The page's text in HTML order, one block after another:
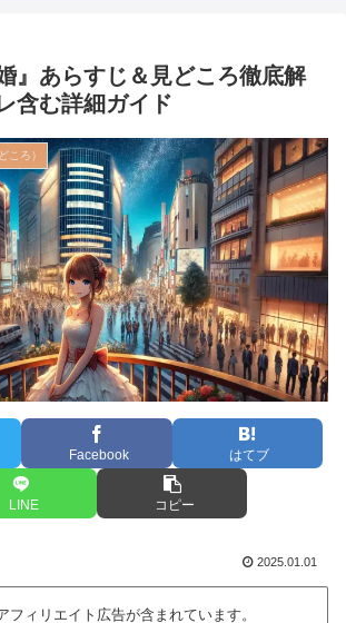
』あらすじ＆見どころ徹底解
含む詳細ガイド
ころ）
Facebook はてブ
LINE コピー
2025.01.01
フィリエイト広告が含まれています。